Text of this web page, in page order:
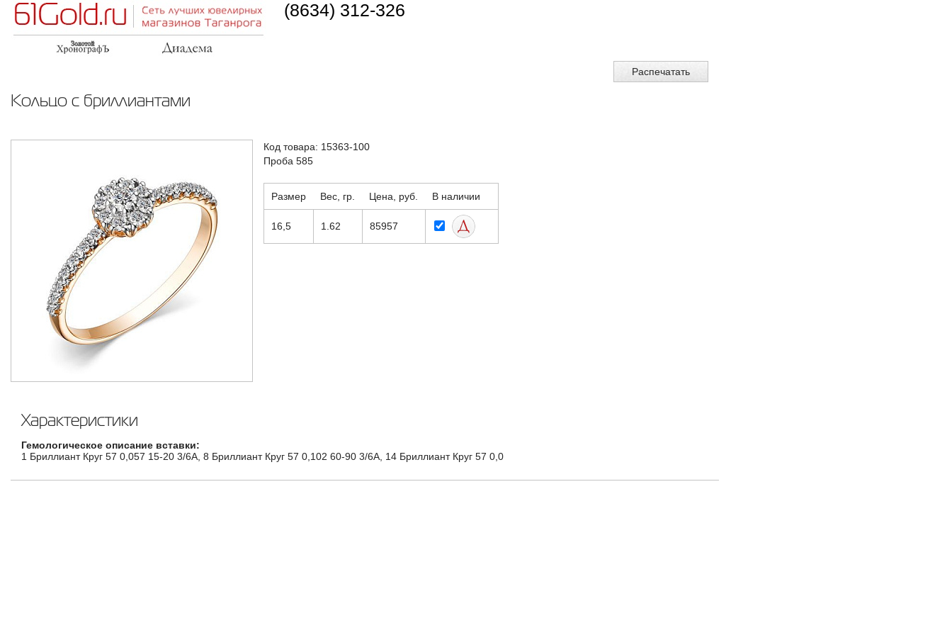
(8634) 312-326
Распечатать
Кольцо с бриллиантами
Код товара: 15363-100
Проба 585
Размер Вес, гр. Цена, руб. В наличии
16,5 1.62 85957
Характеристики
Гемологическое описание вставки:
1 Бриллиант Круг 57 0,057 15-20 3/6А, 8 Бриллиант Круг 57 0,102 60-90 3/6А, 14 Бриллиант Круг 57 0,0